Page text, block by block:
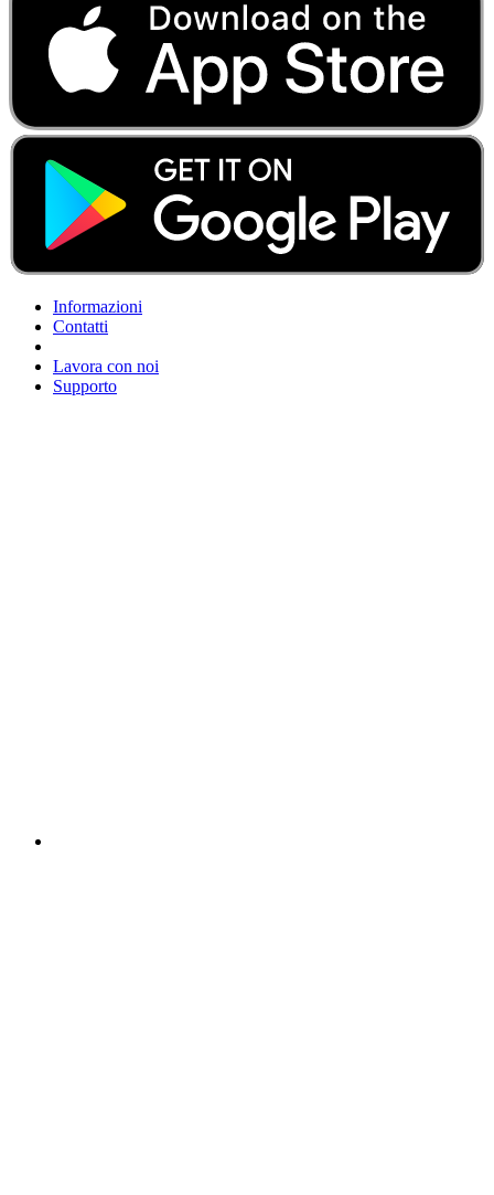
Informazioni
Contatti
Lavora con noi
Supporto